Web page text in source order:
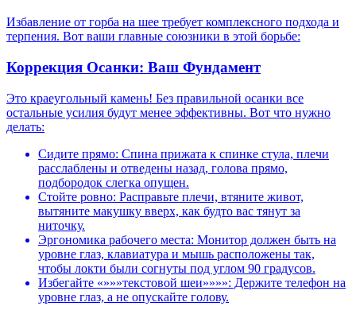
Избавление от горба на шее требует комплексного подхода и
терпения. Вот ваши главные союзники в этой борьбе:
Коррекция Осанки: Ваш Фундамент
Это краеугольный камень! Без правильной осанки все
остальные усилия будут менее эффективны. Вот что нужно
делать:
Сидите прямо: Спина прижата к спинке стула, плечи
расслаблены и отведены назад, голова прямо,
подбородок слегка опущен.
Стойте ровно: Расправьте плечи, втяните живот,
вытяните макушку вверх, как будто вас тянут за
ниточку.
Эргономика рабочего места: Монитор должен быть на
уровне глаз, клавиатура и мышь расположены так,
чтобы локти были согнуты под углом 90 градусов.
Избегайте «»»»текстовой шеи»»»»: Держите телефон на
уровне глаз, а не опускайте голову.